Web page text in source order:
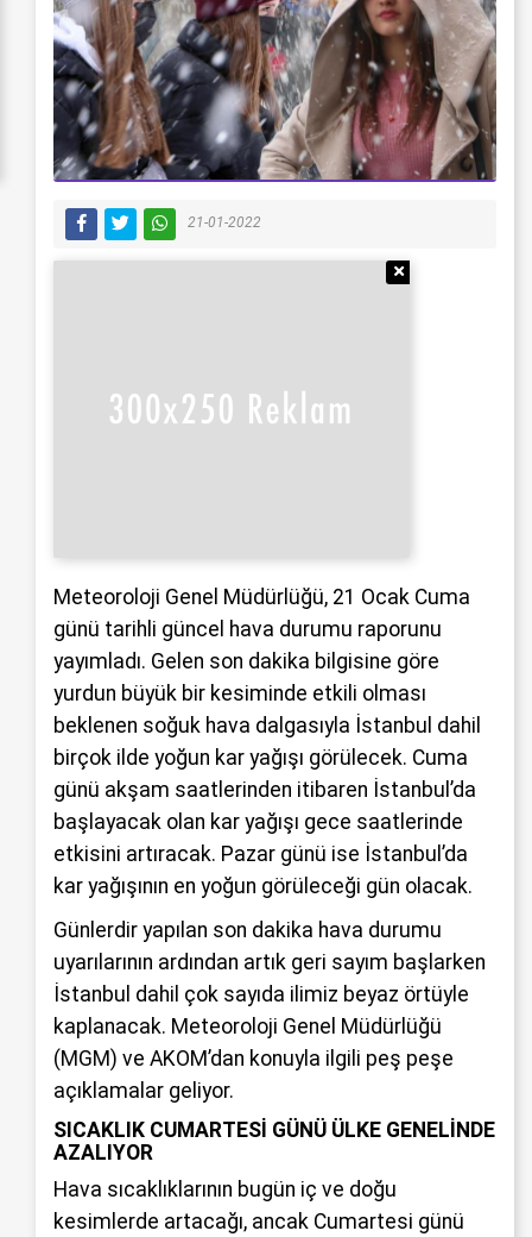
21-01-2022
Meteoroloji Genel Müdürlüğü, 21 Ocak Cuma
günü tarihli güncel hava durumu raporunu
yayımladı. Gelen son dakika bilgisine göre
yurdun büyük bir kesiminde etkili olması
beklenen soğuk hava dalgasıyla İstanbul dahil
birçok ilde yoğun kar yağışı görülecek. Cuma
günü akşam saatlerinden itibaren İstanbul’da
başlayacak olan kar yağışı gece saatlerinde
etkisini artıracak. Pazar günü ise İstanbul’da
kar yağışının en yoğun görüleceği gün olacak.
Günlerdir yapılan son dakika hava durumu
uyarılarının ardından artık geri sayım başlarken
İstanbul dahil çok sayıda ilimiz beyaz örtüyle
kaplanacak. Meteoroloji Genel Müdürlüğü
(MGM) ve AKOM’dan konuyla ilgili peş peşe
açıklamalar geliyor.
SICAKLIK CUMARTESİ GÜNÜ ÜLKE GENELİNDE
AZALIYOR
Hava sıcaklıklarının bugün iç ve doğu
kesimlerde artacağı, ancak Cumartesi günü